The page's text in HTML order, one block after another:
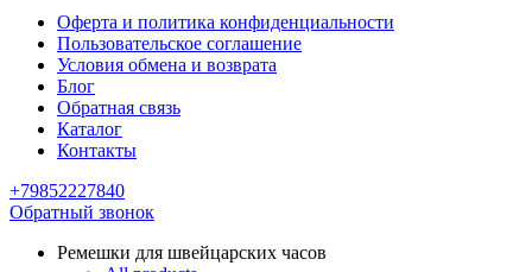
Оферта и политика конфиденциальности
Пользовательское соглашение
Условия обмена и возврата
Блог
Обратная связь
Каталог
Контакты
+79852227840
Обратный звонок
Ремешки для швейцарских часов